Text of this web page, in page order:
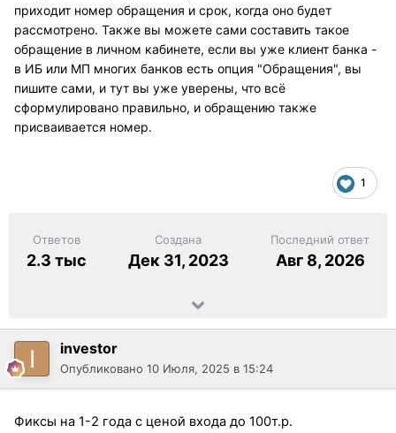
приходит номер обращения и срок, когда оно будет
рассмотрено. Также вы можете сами составить такое
обращение в личном кабинете, если вы уже клиент банка -
в ИБ или МП многих банков есть опция "Обращения", вы
пишите сами, и тут вы уже уверены, что всё
сформулировано правильно, и обращению также
присваивается номер.
1
Ответов
2.3 тыс
Создана
Дек 31, 2023
Последний ответ
Авг 8, 2026
investor
Опубликовано 10 Июля, 2025 в 15:24
Фиксы на 1-2 года с ценой входа до 100т.р.